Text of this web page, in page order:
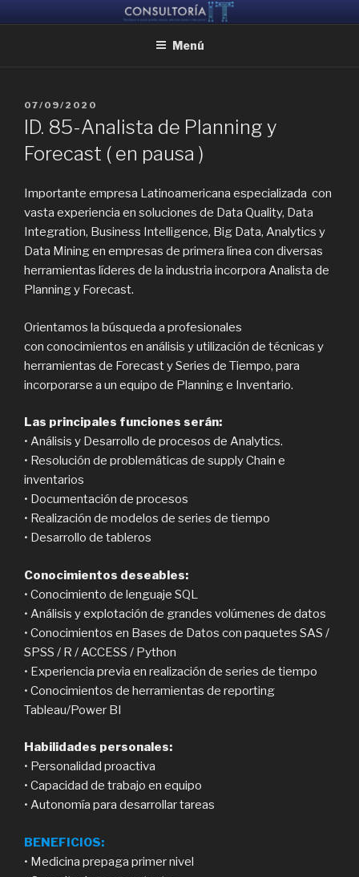
al
CONSULTORIA IT
Ayudamos a reunir grandes mentes, para que puedan crear juntas
Menú
PUBLICADO
EL
07/09/2020
ID. 85-Analista de Planning y
Forecast ( en pausa )
Importante empresa Latinoamericana especializada con
vasta experiencia en soluciones de Data Quality, Data
Integration, Business Intelligence, Big Data, Analytics y
Data Mining en empresas de primera línea con diversas
herramientas líderes de la industria incorpora Analista de
Planning y Forecast.
Orientamos la búsqueda a profesionales
con conocimientos en análisis y utilización de técnicas y
herramientas de Forecast y Series de Tiempo, para
incorporarse a un equipo de Planning e Inventario.
Las principales funciones serán:
• Análisis y Desarrollo de procesos de Analytics.
• Resolución de problemáticas de supply Chain e
inventarios
• Documentación de procesos
• Realización de modelos de series de tiempo
• Desarrollo de tableros
Conocimientos deseables:
• Conocimiento de lenguaje SQL
• Análisis y explotación de grandes volúmenes de datos
• Conocimientos en Bases de Datos con paquetes SAS /
SPSS / R / ACCESS / Python
• Experiencia previa en realización de series de tiempo
• Conocimientos de herramientas de reporting
Tableau/Power BI
Habilidades personales:
• Personalidad proactiva
• Capacidad de trabajo en equipo
• Autonomía para desarrollar tareas
BENEFICIOS:
• Medicina prepaga primer nivel